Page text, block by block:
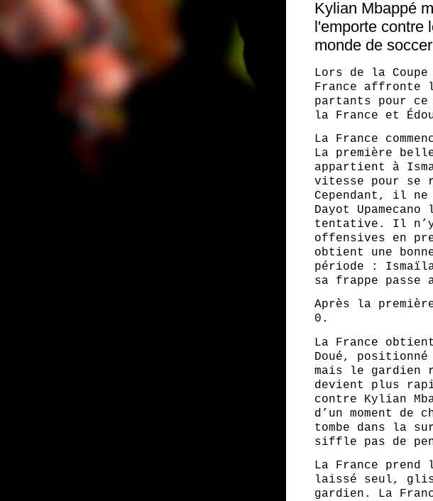
Kylian Mbappé
l'emporte contre
monde de soccer
Lors de la
France affronte
partants pour ce
la France et
La France
La première
appartient à
vitesse pour se
Cependant, il
Dayot
tentative. Il n’y
offensives en
obtient une
période :
sa frappe passe
Après la
0.
La France
Doué,
mais le
devient plus
contre Kylian
d’un moment de
tombe dans la
siffle pas de
La France prend
laissé seul,
gardien. La